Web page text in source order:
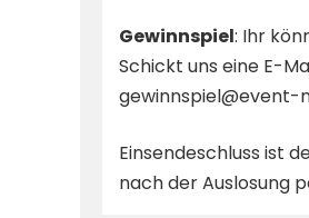
Gewinnspiel: Ihr
Schickt uns eine E-
gewinnspiel@event-
Einsendeschluss ist
nach der Auslosung